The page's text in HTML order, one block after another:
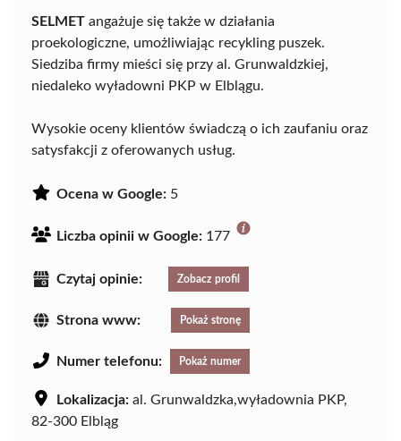
SELMET angażuje się także w działania
proekologiczne, umożliwiając recykling puszek.
Siedziba firmy mieści się przy al. Grunwaldzkiej,
niedaleko wyładowni PKP w Elblągu.
Wysokie oceny klientów świadczą o ich zaufaniu oraz
satysfakcji z oferowanych usług.
Ocena w Google: 5
Liczba opinii w Google: 177
Czytaj opinie: Zobacz profil
Strona www: Pokaż stronę
Numer telefonu: Pokaż numer
Lokalizacja: al. Grunwaldzka,wyładownia PKP,
82-300 Elbląg